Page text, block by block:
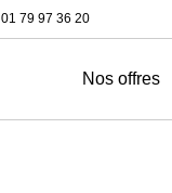
01 79 97 36 20
Nos offres